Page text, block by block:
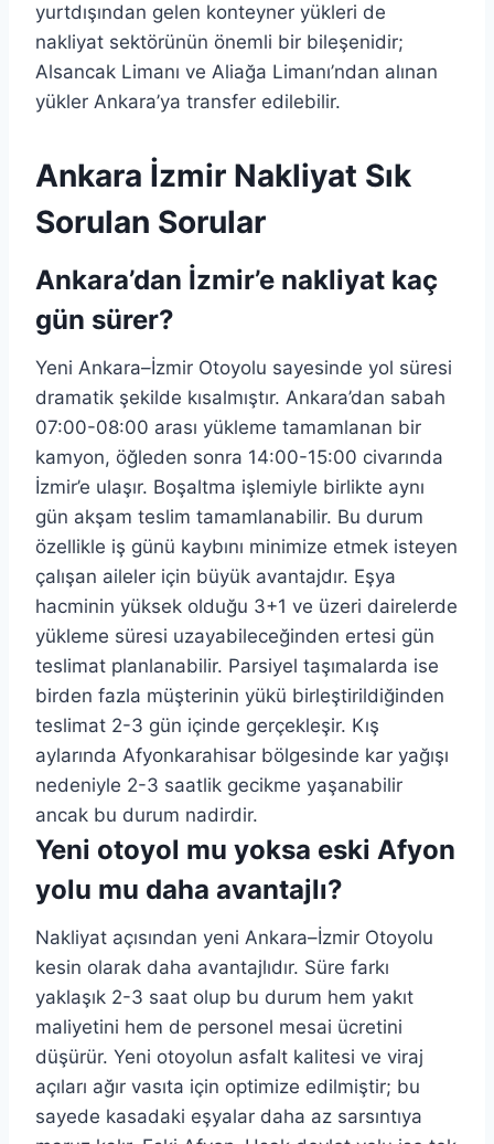
yurtdışından gelen konteyner yükleri de
nakliyat sektörünün önemli bir bileşenidir;
Alsancak Limanı ve Aliağa Limanı’ndan alınan
yükler Ankara’ya transfer edilebilir.
Ankara İzmir Nakliyat Sık
Sorulan Sorular
Ankara’dan İzmir’e nakliyat kaç
gün sürer?
Yeni Ankara–İzmir Otoyolu sayesinde yol süresi
dramatik şekilde kısalmıştır. Ankara’dan sabah
07:00-08:00 arası yükleme tamamlanan bir
kamyon, öğleden sonra 14:00-15:00 civarında
İzmir’e ulaşır. Boşaltma işlemiyle birlikte aynı
gün akşam teslim tamamlanabilir. Bu durum
özellikle iş günü kaybını minimize etmek isteyen
çalışan aileler için büyük avantajdır. Eşya
hacminin yüksek olduğu 3+1 ve üzeri dairelerde
yükleme süresi uzayabileceğinden ertesi gün
teslimat planlanabilir. Parsiyel taşımalarda ise
birden fazla müşterinin yükü birleştirildiğinden
teslimat 2-3 gün içinde gerçekleşir. Kış
aylarında Afyonkarahisar bölgesinde kar yağışı
nedeniyle 2-3 saatlik gecikme yaşanabilir
ancak bu durum nadirdir.
Yeni otoyol mu yoksa eski Afyon
yolu mu daha avantajlı?
Nakliyat açısından yeni Ankara–İzmir Otoyolu
kesin olarak daha avantajlıdır. Süre farkı
yaklaşık 2-3 saat olup bu durum hem yakıt
maliyetini hem de personel mesai ücretini
düşürür. Yeni otoyolun asfalt kalitesi ve viraj
açıları ağır vasıta için optimize edilmiştir; bu
sayede kasadaki eşyalar daha az sarsıntıya